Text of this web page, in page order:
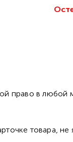
право в любой
товара,